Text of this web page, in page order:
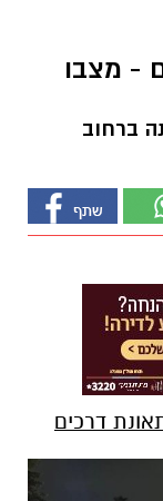
- מצבו
ברחוב
דרכים